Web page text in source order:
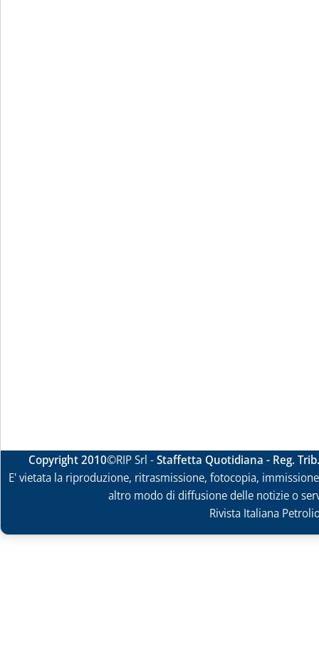
Copyright 2010©RIP Srl -Staffetta Quotidiana - Reg.
E' vietata la riproduzione, ritrasmissione, fotocopia,
altro modo di diffusione delle notizie o
Rivista Italiana